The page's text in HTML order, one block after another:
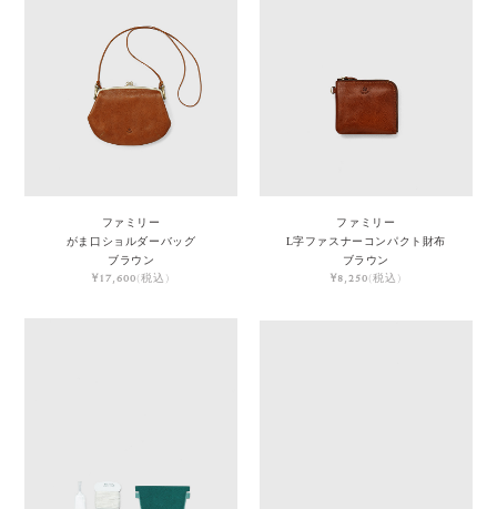
ファミリー
がま口ショルダーバッグ
ブラウン
¥17,600(税込)
ファミリー
L字ファスナーコンパクト財布
ブラウン
¥8,250(税込)